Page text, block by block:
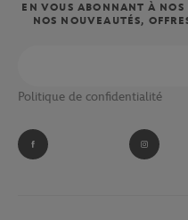
EN VOUS ABONNANT À NOS
NOS NOUVEAUTÉS,
Politique de confidentialité